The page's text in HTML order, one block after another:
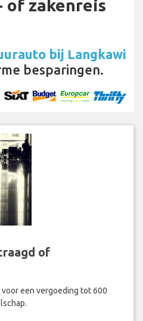
of zakenreis
bij Langkawi
besparingen.
of
een vergoeding tot 600